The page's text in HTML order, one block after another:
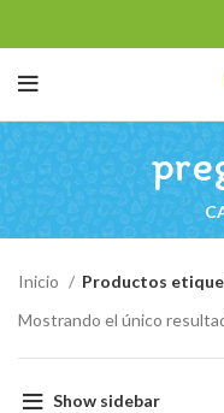
Inicio
Productos
Mostrando el único
Show sidebar